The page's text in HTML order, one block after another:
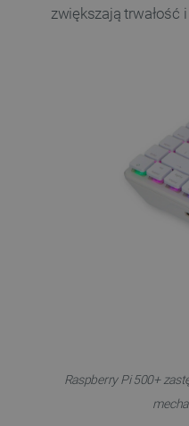
zwiększają trwałość
Raspberry Pi 500+